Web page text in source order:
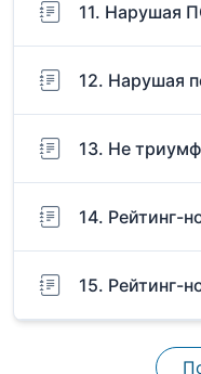
11. Нарушая
12. Нарушая
13. Не
14. Рейтинг-
15. Рейтинг-